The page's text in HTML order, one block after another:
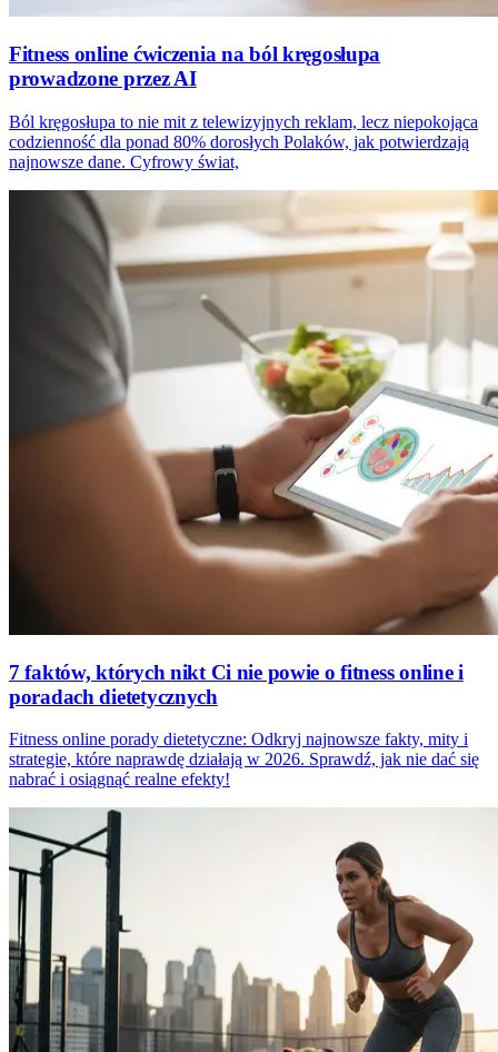
Fitness online ćwiczenia na ból kręgosłupa
prowadzone przez AI
Ból kręgosłupa to nie mit z telewizyjnych reklam, lecz niepokojąca
codzienność dla ponad 80% dorosłych Polaków, jak potwierdzają
najnowsze dane. Cyfrowy świat,
7 faktów, których nikt Ci nie powie o fitness online i
poradach dietetycznych
Fitness online porady dietetyczne: Odkryj najnowsze fakty, mity i
strategie, które naprawdę działają w 2026. Sprawdź, jak nie dać się
nabrać i osiągnąć realne efekty!